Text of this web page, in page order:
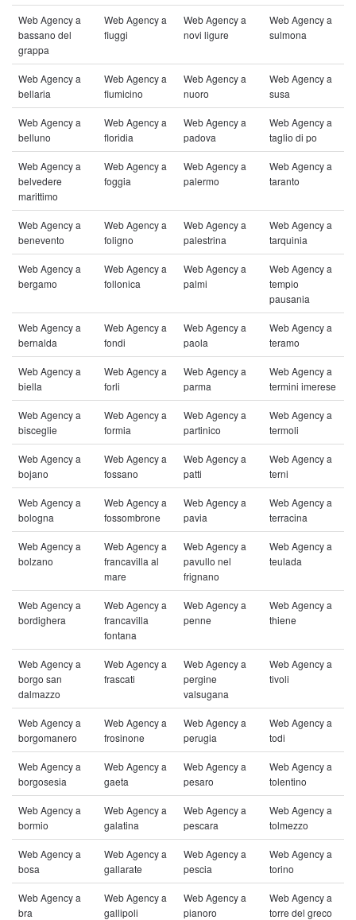
Web Agency a
bassano del
grappa
Web Agency a
fiuggi
Web Agency a
novi ligure
Web Agency a
sulmona
Web Agency a
bellaria
Web Agency a
fiumicino
Web Agency a
nuoro
Web Agency a
susa
Web Agency a
belluno
Web Agency a
floridia
Web Agency a
padova
Web Agency a
taglio di po
Web Agency a
belvedere
marittimo
Web Agency a
foggia
Web Agency a
palermo
Web Agency a
taranto
Web Agency a
benevento
Web Agency a
foligno
Web Agency a
palestrina
Web Agency a
tarquinia
Web Agency a
bergamo
Web Agency a
follonica
Web Agency a
palmi
Web Agency a
tempio
pausania
Web Agency a
bernalda
Web Agency a
fondi
Web Agency a
paola
Web Agency a
teramo
Web Agency a
biella
Web Agency a
forli
Web Agency a
parma
Web Agency a
termini imerese
Web Agency a
bisceglie
Web Agency a
formia
Web Agency a
partinico
Web Agency a
termoli
Web Agency a
bojano
Web Agency a
fossano
Web Agency a
patti
Web Agency a
terni
Web Agency a
bologna
Web Agency a
fossombrone
Web Agency a
pavia
Web Agency a
terracina
Web Agency a
bolzano
Web Agency a
francavilla al
mare
Web Agency a
pavullo nel
frignano
Web Agency a
teulada
Web Agency a
bordighera
Web Agency a
francavilla
fontana
Web Agency a
penne
Web Agency a
thiene
Web Agency a
borgo san
dalmazzo
Web Agency a
frascati
Web Agency a
pergine
valsugana
Web Agency a
tivoli
Web Agency a
borgomanero
Web Agency a
frosinone
Web Agency a
perugia
Web Agency a
todi
Web Agency a
borgosesia
Web Agency a
gaeta
Web Agency a
pesaro
Web Agency a
tolentino
Web Agency a
bormio
Web Agency a
galatina
Web Agency a
pescara
Web Agency a
tolmezzo
Web Agency a
bosa
Web Agency a
gallarate
Web Agency a
pescia
Web Agency a
torino
Web Agency a
bra
Web Agency a
gallipoli
Web Agency a
pianoro
Web Agency a
torre del greco